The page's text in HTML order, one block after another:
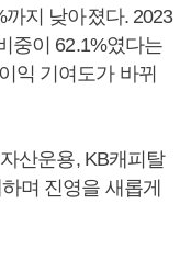
지 낮아졌다. 2023
중이 62.1%였다는
익 기여도가 바뀌
산운용, KB캐피탈
며 진영을 새롭게